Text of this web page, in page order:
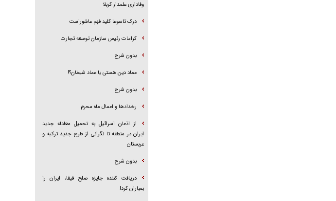
وفاداری علمدار کربلا
درک تاسوعا کلید فهم عاشوراست
کرامات رئیس سازمان توسعه تجارت
بدون شرح
عماد دین هستی یا عماد شیطان؟!
بدون شرح
رخداد‌ها و اعمال ماه محرم
از اذعان اسرائیل به تحمیل معادله جدید
ایران در منطقه تا نگرانی از طرح جدید ترکیه و
عربستان
بدون شرح
دریافت کننده جایزه صلح فیفا، ایران را
بمباران کرد!